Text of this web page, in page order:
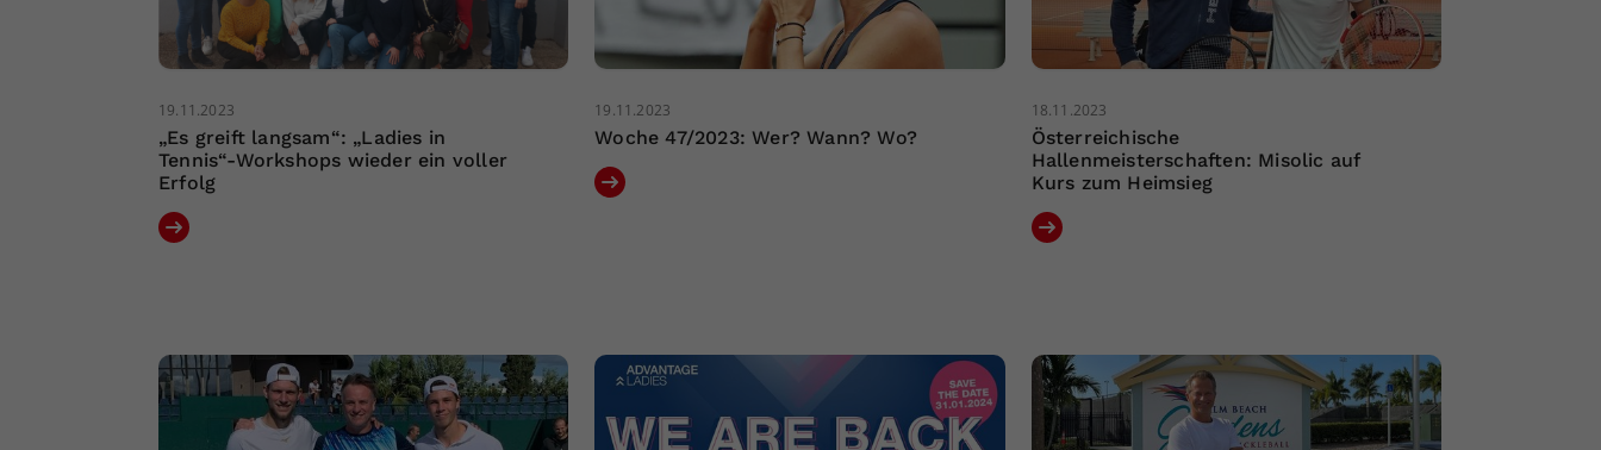
19.11.2023
„Es greift langsam“: „Ladies in
Tennis“-Workshops wieder ein voller
Erfolg
19.11.2023
Woche 47/2023: Wer? Wann? Wo?
18.11.2023
Österreichische
Hallenmeisterschaften: Misolic auf
Kurs zum Heimsieg